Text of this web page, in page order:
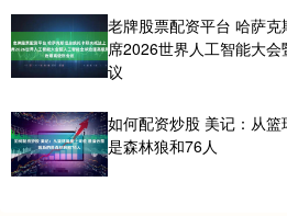
老牌股票配资平台 哈萨
席2026世界人工智能大
议
如何配资炒股 美记：从
是森林狼和76人